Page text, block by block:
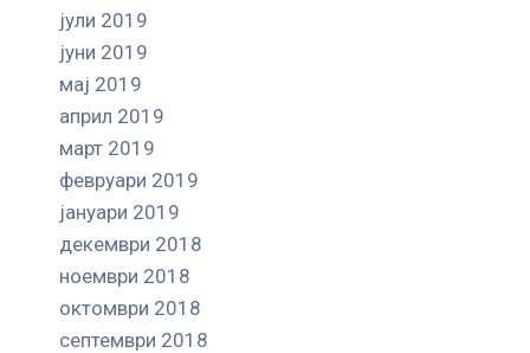
јули 2019
јуни 2019
мај 2019
април 2019
март 2019
февруари 2019
јануари 2019
декември 2018
ноември 2018
октомври 2018
септември 2018